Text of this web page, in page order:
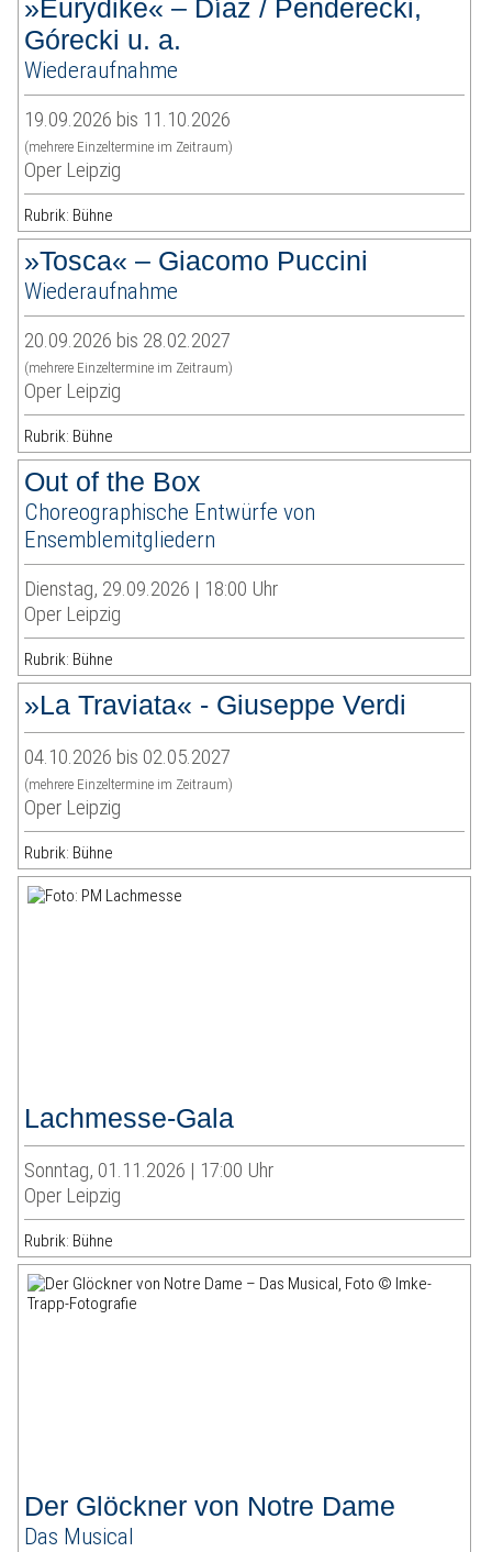
»Eurydike« – Díaz / Penderecki,
Górecki u. a.
Wiederaufnahme
19.09.2026 bis 11.10.2026
(mehrere Einzeltermine im Zeitraum)
Oper Leipzig
Rubrik: Bühne
»Tosca« – Giacomo Puccini
Wiederaufnahme
20.09.2026 bis 28.02.2027
(mehrere Einzeltermine im Zeitraum)
Oper Leipzig
Rubrik: Bühne
Out of the Box
Choreographische Entwürfe von
Ensemblemitgliedern
Dienstag, 29.09.2026 | 18:00 Uhr
Oper Leipzig
Rubrik: Bühne
»La Traviata« - Giuseppe Verdi
04.10.2026 bis 02.05.2027
(mehrere Einzeltermine im Zeitraum)
Oper Leipzig
Rubrik: Bühne
Lachmesse-Gala
Sonntag, 01.11.2026 | 17:00 Uhr
Oper Leipzig
Rubrik: Bühne
Der Glöckner von Notre Dame
Das Musical